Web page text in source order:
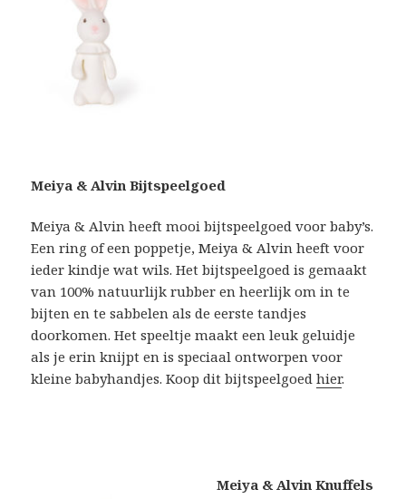
Meiya & Alvin Bijtspeelgoed
Meiya & Alvin heeft mooi bijtspeelgoed voor baby’s.
Een ring of een poppetje, Meiya & Alvin heeft voor
ieder kindje wat wils. Het bijtspeelgoed is gemaakt
van 100% natuurlijk rubber en heerlijk om in te
bijten en te sabbelen als de eerste tandjes
doorkomen. Het speeltje maakt een leuk geluidje
als je erin knijpt en is speciaal ontworpen voor
kleine babyhandjes. Koop dit bijtspeelgoedhier.
Meiya & Alvin Knuffels